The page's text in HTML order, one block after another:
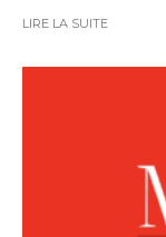
LIRE LA SUITE